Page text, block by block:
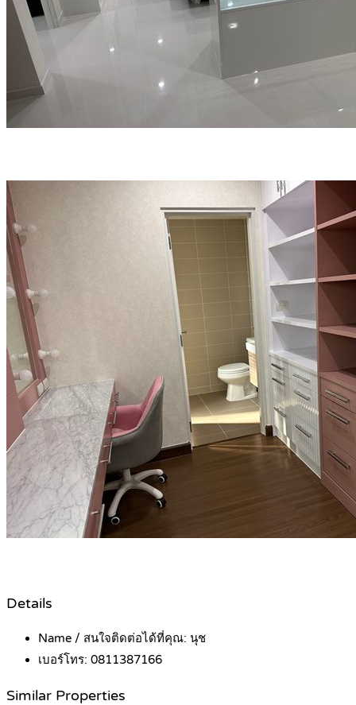
Details
Name / สนใจติดต่อได้ที่คุณ: นุช
เบอร์โทร: 0811387166
Similar Properties